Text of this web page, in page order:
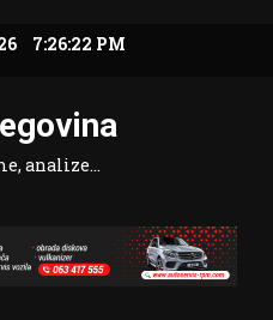
7:26:24 PM
analize…